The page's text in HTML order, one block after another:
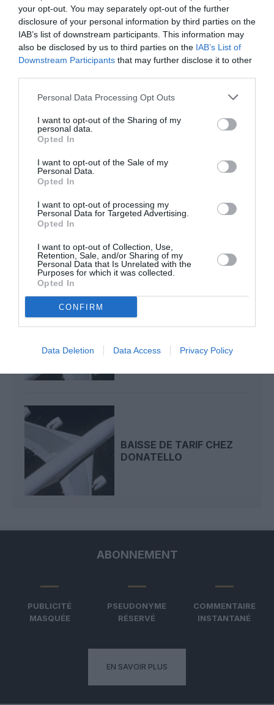
your opt-out. You may separately opt-out of the further
disclosure of your personal information by third parties on the
IAB’s list of downstream participants. This information may
also be disclosed by us to third parties on the IAB’s List of
Downstream Participants that may further disclose it to other
Personal Data Processing Opt Outs
I want to opt-out of the Sharing of my
personal data.
Opted In
I want to opt-out of the Sale of my
Personal Data.
Opted In
I want to opt-out of processing my
Personal Data for Targeted Advertising.
Opted In
I want to opt-out of Collection, Use,
Retention, Sale, and/or Sharing of my
Personal Data that Is Unrelated with the
Purposes for which it was collected.
Opted In
CONFIRM
Data Deletion Data Access Privacy Policy
Aéroport néerlandais saturéa commenté l'article :
Bruxelles–Porto : Transavia ouvre une nouvelle liaison
loisirs à partir de décembre 2026
WEEK-ENDS « MARCHÉ
DE NOËL » AVEC
DONATELLO
BAISSE DE TARIF CHEZ
DONATELLO
ABONNEMENT
PUBLICITÉ
MASQUÉE
PSEUDONYME
RÉSERVÉ
COMMENTAIRE
INSTANTANÉ
EN SAVOIR PLUS